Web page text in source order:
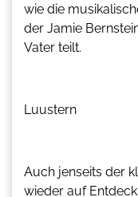
wie die
der Jamie
Vater teilt.
Luustern
Auch jenseits der
wieder auf